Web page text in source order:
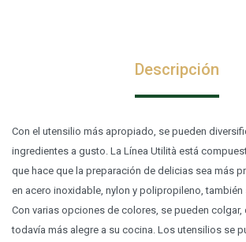
Descripción
Con el utensilio más apropiado, se pueden
ingredientes a gusto. La Línea Utilità está
que hace que la preparación de delicias sea más
en acero inoxidable, nylon y polipropileno, también
Con varias opciones de colores, se pueden
todavía más alegre a su cocina. Los utensilios se